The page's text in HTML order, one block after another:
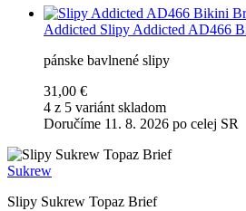
Addicted Slipy Addicted AD466
pánske bavlnené slipy
31,00 €
4 z 5 variánt skladom
Doručíme 11. 8. 2026 po celej SR
Sukrew
Slipy Sukrew Topaz Brief